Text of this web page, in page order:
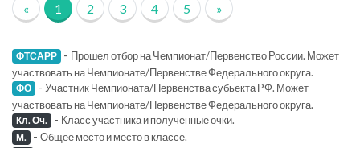
« 1 2 3 4 5 »
ФТСАРР - Прошел отбор на Чемпионат/Первенство России. Может
участвовать на Чемпионате/Первенстве Федерального округа.
ФО - Участник Чемпионата/Первенства субьекта РФ. Может
участвовать на Чемпионате/Первенстве Федерального округа.
Кл. Оч. - Класс участника и полученные очки.
М. - Общее место и место в классе.